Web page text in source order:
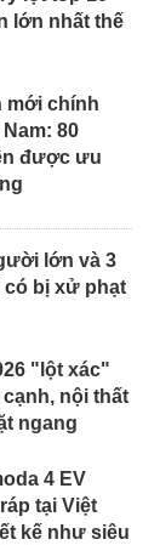
lớn nhất thế
mới chính
80
được ưu
lớn và 3
có bị xử phạt
"lột xác"
nội thất
ngang
4 EV
tại Việt
kế như siêu